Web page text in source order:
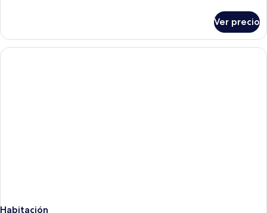
BEACH
VILLA
Ver precio
Habitación